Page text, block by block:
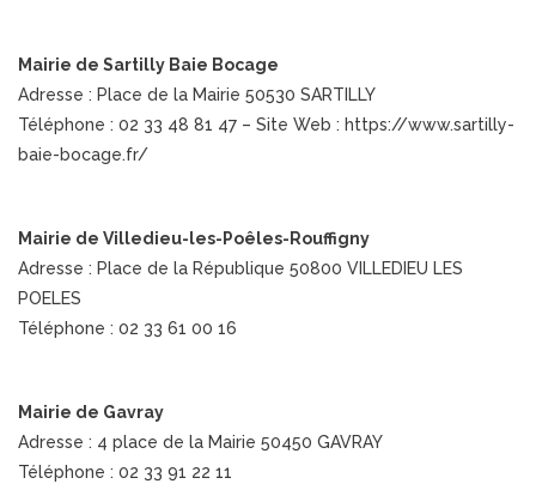
Mairie de Sartilly Baie Bocage
Adresse : Place de la Mairie 50530 SARTILLY
Téléphone : 02 33 48 81 47 – Site Web : https://www.sartilly-
baie-bocage.fr/
Mairie de Villedieu-les-Poêles-Rouffigny
Adresse : Place de la République 50800 VILLEDIEU LES
POELES
Téléphone : 02 33 61 00 16
Mairie de Gavray
Adresse : 4 place de la Mairie 50450 GAVRAY
Téléphone : 02 33 91 22 11